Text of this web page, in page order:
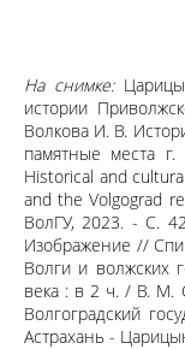
На снимке:
истории
Волкова И. В.
памятные места г.
Historical and
and the Volgograd
ВолГУ, 2023. - С.
Изображение //
Волги и волжских
века : в 2 ч. / В. М.
Волгоградский
Астрахань -